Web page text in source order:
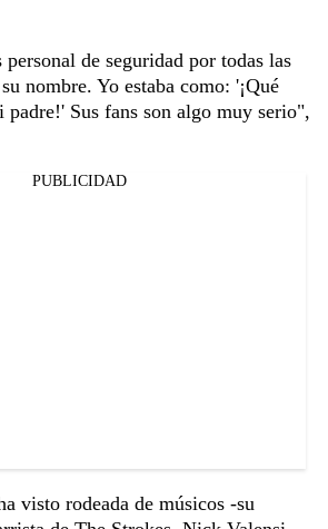
de seguridad por todas las
nombre. Yo estaba como: '¡Qué
padre!' Sus fans son algo muy serio",
PUBLICIDAD
visto rodeada de músicos -su